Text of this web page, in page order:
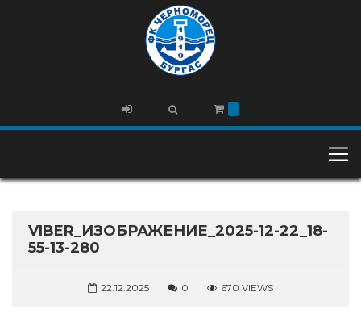
VIBER_ИЗОБРАЖЕНИЕ_2025-12-22_18-
55-13-280
22.12.2025 0 670 VIEWS